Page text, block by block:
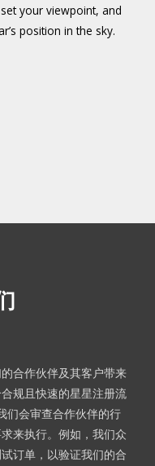
your viewpoint, and
position in the sky.
合作伙伴及其客户带来
规且快速的星星注册流
们会审查合作伙伴的行
来执行。例如，我们众
订单，以验证我们的合